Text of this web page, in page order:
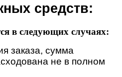
средств:
в следующих случаях:
заказа, сумма
не в полном